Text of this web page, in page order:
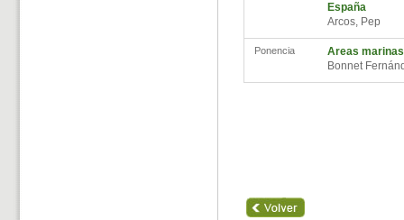
España
Arcos, Pep
Ponencia
Areas
Bonnet